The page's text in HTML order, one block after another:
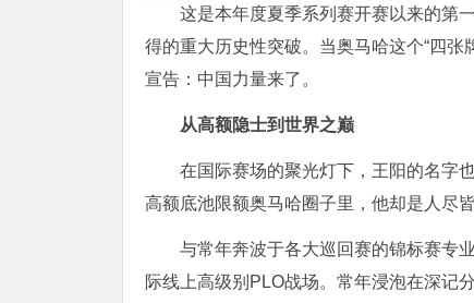
这是本年度夏季系列赛开赛以来的第
得的重大历史性突破。当奥马哈这个“四
宣告：中国力量来了。
从高额隐士到世界之巅
在国际赛场的聚光灯下，王阳的名字
高额底池限额奥马哈圈子里，他却是人尽皆
与常年奔波于各大巡回赛的锦标赛专
际线上高级别PLO战场。常年浸泡在深记